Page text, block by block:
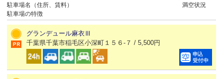
駐車場名（住所、賃料）
駐車場の特徴
満空状況
グランデュール麻衣Ⅲ
千葉県千葉市稲毛区小深町１５６-７ / 5,500円